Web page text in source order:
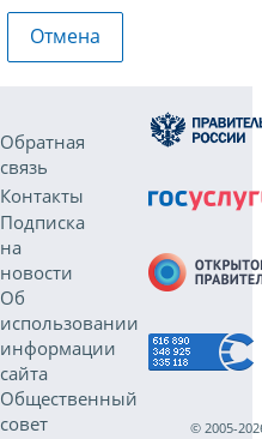
Отмена
Обратная
связь
Контакты
Подписка
на
новости
Об
использовании
информации
сайта
Общественный
совет
© 2005-